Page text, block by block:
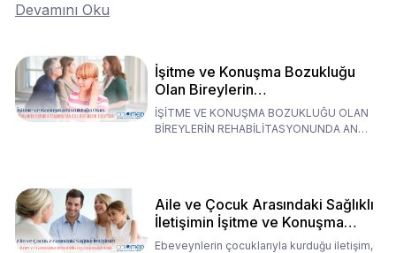
Devamını Oku
İşitme ve Konuşma Bozukluğu
Olan Bireylerin
Rehabilitasyonunda Ana
Babaların Tutumları
İŞİTME VE KONUŞMA BOZUKLUĞU OLAN
BİREYLERİN REHABİLİTASYONUNDA ANA
Aile ve Çocuk Arasındaki Sağlıklı
İletişimin İşitme ve Konuşma
Rehabilitasyonundaki Rolü
Ebeveynlerin çocuklarıyla kurduğu iletişim,